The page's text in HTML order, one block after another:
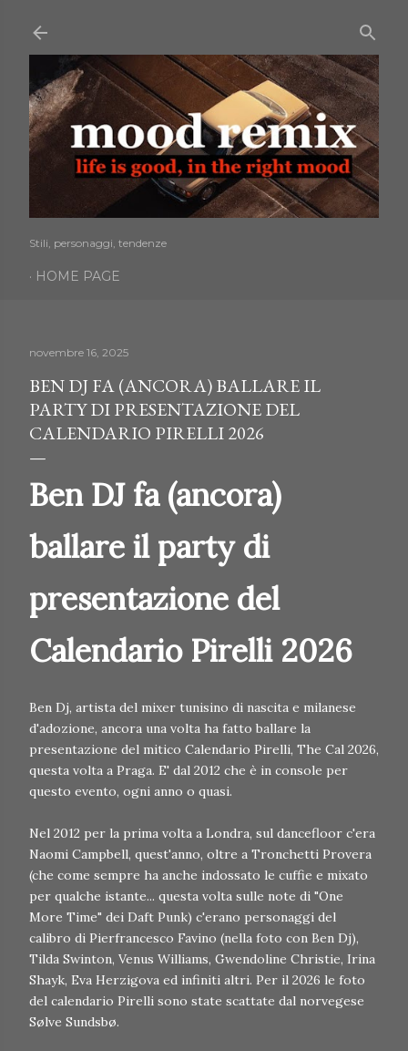
Stili, personaggi, tendenze
HOME PAGE
novembre 16, 2025
BEN DJ FA (ANCORA) BALLARE IL
PARTY DI PRESENTAZIONE DEL
CALENDARIO PIRELLI 2026
Ben DJ fa (ancora)
ballare il party di
presentazione del
Calendario Pirelli 2026
Ben Dj, artista del mixer tunisino di nascita e milanese
d'adozione, ancora una volta ha fatto ballare la
presentazione del mitico Calendario Pirelli, The Cal 2026,
questa volta a Praga. E' dal 2012 che è in console per
questo evento, ogni anno o quasi.
Nel 2012 per la prima volta a Londra, sul dancefloor c'era
Naomi Campbell, quest'anno, oltre a Tronchetti Provera
(che come sempre ha anche indossato le cuffie e mixato
per qualche istante... questa volta sulle note di "One
More Time" dei Daft Punk) c'erano personaggi del
calibro di Pierfrancesco Favino (nella foto con Ben Dj),
Tilda Swinton, Venus Williams, Gwendoline Christie, Irina
Shayk, Eva Herzigova ed infiniti altri. Per il 2026 le foto
del calendario Pirelli sono state scattate dal norvegese
Sølve Sundsbø.